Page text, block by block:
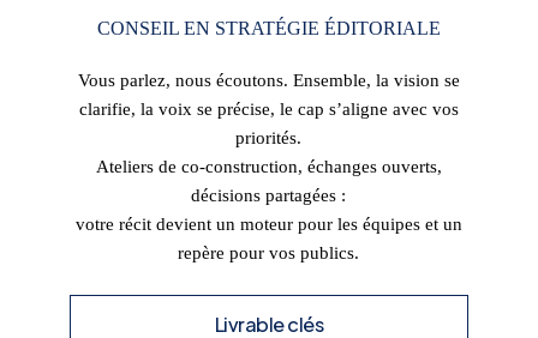
CONSEIL EN STRATÉGIE ÉDITORIALE
Vous parlez, nous écoutons. Ensemble, la vision se
clarifie, la voix se précise, le cap s’aligne avec vos
priorités.
Ateliers de co-construction, échanges ouverts,
décisions partagées :
votre récit devient un moteur pour les équipes et un
repère pour vos publics.
Livrable clés